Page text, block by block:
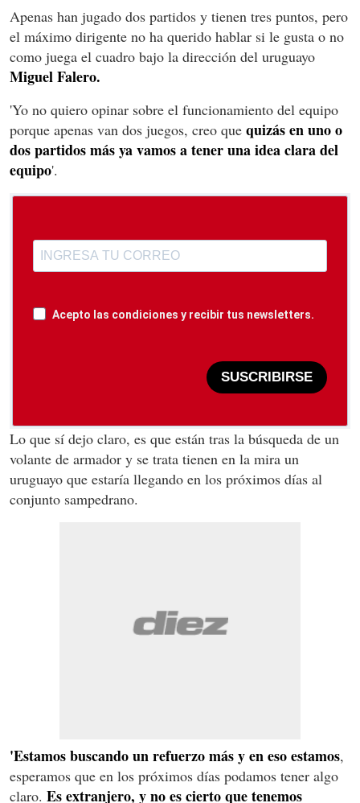
Apenas han jugado dos partidos y tienen tres puntos, pero
el máximo dirigente no ha querido hablar si le gusta o no
como juega el cuadro bajo la dirección del uruguayo
Miguel Falero.
'Yo no quiero opinar sobre el funcionamiento del equipo
porque apenas van dos juegos, creo que quizás en uno o
dos partidos más ya vamos a tener una idea clara del
equipo'.
Acepto las condiciones y recibir tus newsletters.
SUSCRIBIRSE
Lo que sí dejo claro, es que están tras la búsqueda de un
volante de armador y se trata tienen en la mira un
uruguayo que estaría llegando en los próximos días al
conjunto sampedrano.
'Estamos buscando un refuerzo más y en eso estamos,
esperamos que en los próximos días podamos tener algo
claro. Es extranjero, y no es cierto que tenemos